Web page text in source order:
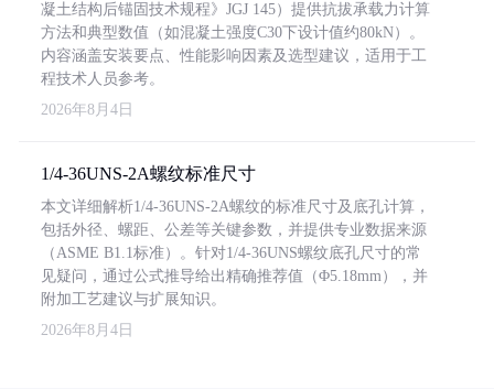
凝土结构后锚固技术规程》JGJ 145）提供抗拔承载力计算
方法和典型数值（如混凝土强度C30下设计值约80kN）。
内容涵盖安装要点、性能影响因素及选型建议，适用于工
程技术人员参考。
2026年8月4日
1/4-36UNS-2A螺纹标准尺寸
本文详细解析1/4-36UNS-2A螺纹的标准尺寸及底孔计算，
包括外径、螺距、公差等关键参数，并提供专业数据来源
（ASME B1.1标准）。针对1/4-36UNS螺纹底孔尺寸的常
见疑问，通过公式推导给出精确推荐值（Φ5.18mm），并
附加工艺建议与扩展知识。
2026年8月4日